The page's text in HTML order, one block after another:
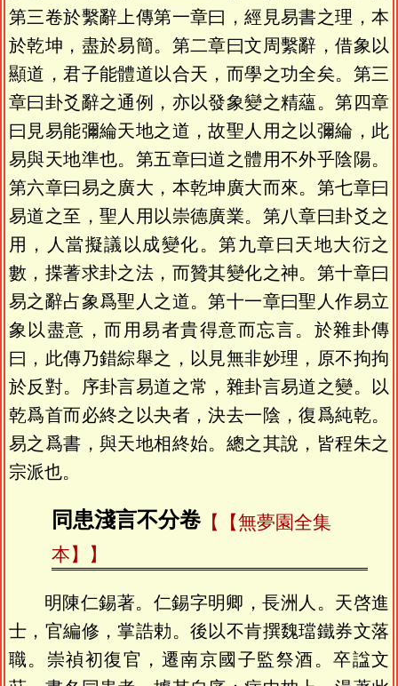
第三卷於繫辭上傳第一章曰，經見易書之理，本
於乾坤，盡於易簡。第二章曰文周繫辭，借象以
顯道，君子能體道以合天，而學之功全矣。第三
章曰卦爻辭之通例，亦以發象變之精蘊。第四章
曰見易能彌綸天地之道，故聖人用之以彌綸，此
易與天地準也。第五章曰道之體用不外乎陰陽。
第六章曰易之廣大，本乾坤廣大而來。第七章曰
易道之至，聖人用以崇德廣業。第八章曰卦爻之
用，人當擬議以成變化。第九章曰天地大衍之
數，揲蓍求卦之法，而贊其變化之神。第十章曰
易之辭占象爲聖人之道。第十一章曰聖人作易立
象以盡意，而用易者貴得意而忘言。於雜卦傳
曰，此傳乃錯綜舉之，以見無非妙理，原不拘拘
於反對。序卦言易道之常，雜卦言易道之變。以
乾爲首而必終之以夬者，決去一陰，復爲純乾。
易之爲書，與天地相終始。總之其說，皆程朱之
宗派也。
同患淺言不分卷
【無夢園全集
本】
明陳仁錫著。仁錫字明卿，長洲人。天啓進
士，官編修，掌誥勅。後以不肯撰魏璫鐵券文落
職。崇禎初復官，遷南京國子監祭酒。卒諡文